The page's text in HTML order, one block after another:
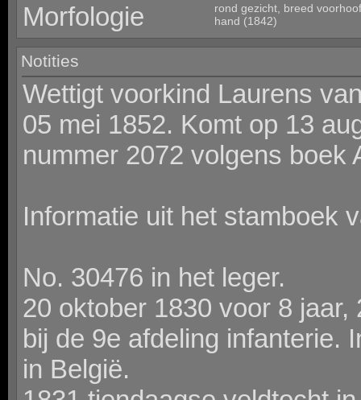
Morfologie
rond gezicht, breed
hand (1842)
Notities
Wettigt voorkind Laurens
05 mei 1852. Komt op 13
nummer 2072 volgens boek
Informatie uit het stamboek
No. 30476 in het leger.
20 oktober 1830 voor 8
bij de 9e afdeling infanterie.
in België.